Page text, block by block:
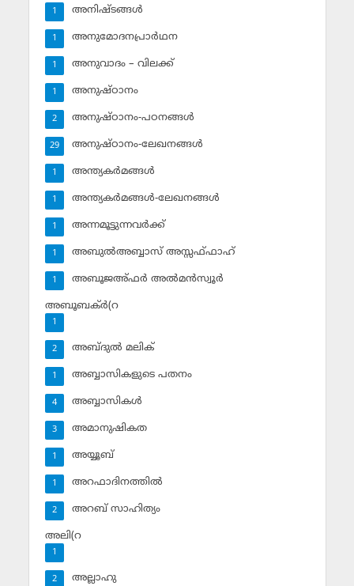
അനിഷ്ടങ്ങള്‍
1
അനുമോദനപ്രാര്‍ഥന
1
അനുവാദം – വിലക്ക്‌
1
അനുഷ്ഠാനം
1
അനുഷ്ഠാനം-പഠനങ്ങള്‍
2
അനുഷ്ഠാനം-ലേഖനങ്ങള്‍
29
അന്ത്യകര്‍മങ്ങള്‍
1
അന്ത്യകര്‍മങ്ങള്‍-ലേഖനങ്ങള്‍
1
അന്നമൂട്ടുന്നവര്‍ക്ക്
1
അബുല്‍അബ്ബാസ് അസ്സഫ്ഫാഹ്‌
1
അബൂജഅ്ഫര്‍ അല്‍മന്‍സ്വൂര്‍
1
അബൂബക്ര്‍(റ
1
അബ്ദുല്‍ മലിക്‌
2
അബ്ബാസികളുടെ പതനം
1
അബ്ബാസികള്‍
4
അമാനുഷികത
3
അയ്യൂബ്‌
1
അറഫാദിനത്തില്‍
1
അറബ് സാഹിത്യം
2
അലി(റ
1
അല്ലാഹു
2